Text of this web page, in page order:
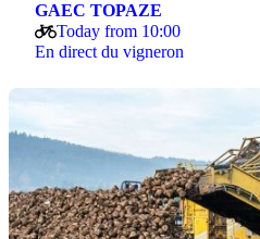
GAEC TOPAZE
Today from 10:00
En direct du vigneron